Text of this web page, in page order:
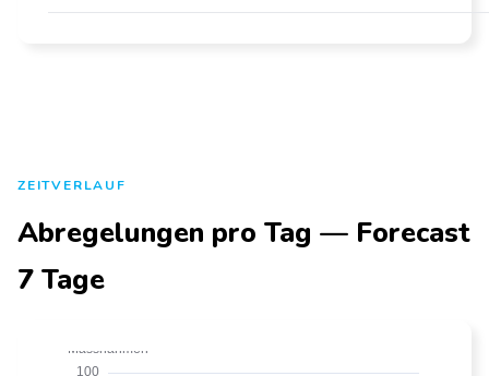
ZEITVERLAUF
Abregelungen pro Tag — Forecast
7 Tage